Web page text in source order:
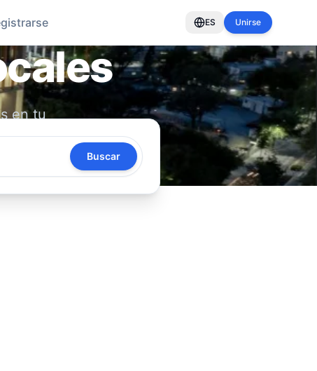
ES Unirse
en tu
tu
Buscar